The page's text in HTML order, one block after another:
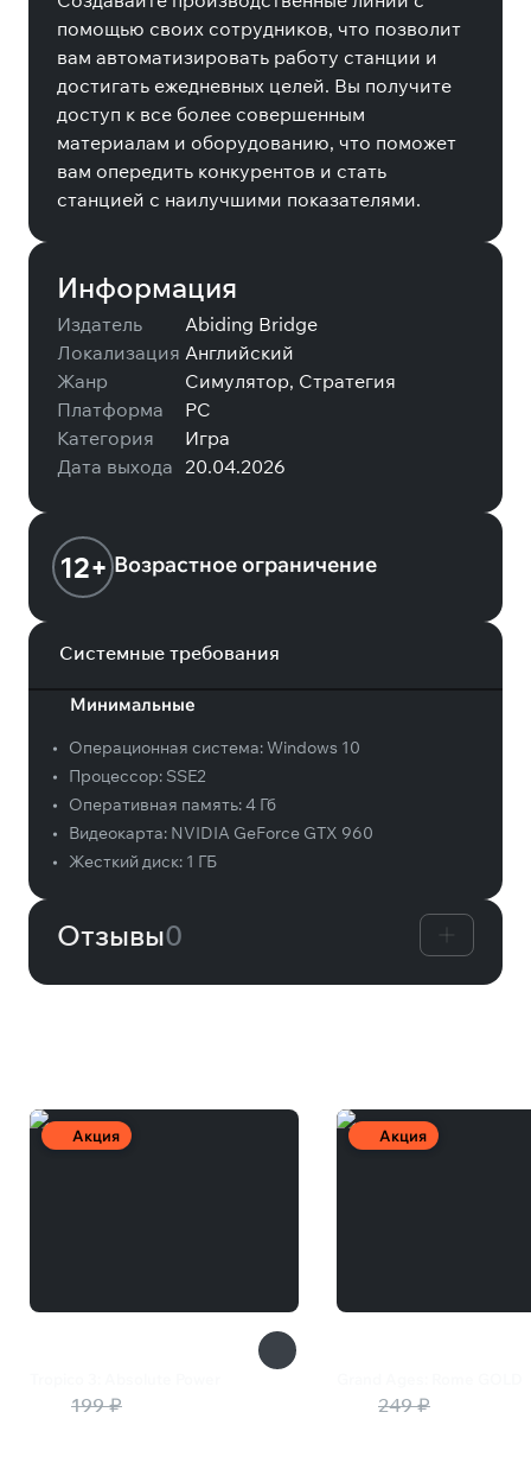
помощью своих сотрудников, что позволит
вам автоматизировать работу станции и
достигать ежедневных целей. Вы получите
доступ к все более совершенным
материалам и оборудованию, что поможет
вам опередить конкурентов и стать
станцией с наилучшими показателями.
Информация
Издатель
Abiding Bridge
Локализация Английский
Жанр
Симулятор, Стратегия
Платформа
PC
Категория
Игра
Дата выхода 20.04.2026
12+ Возрастное ограничение
Системные требования
Минимальные
• Операционная система:Windows 10
•
Процессор: SSE2
•
Оперативная память:4 Гб
•
Видеокарта: NVIDIA GeForce GTX 960
•
Жесткий диск: 1 ГБ
Отзывы0
Акция
199 ₽
Акция
249 ₽